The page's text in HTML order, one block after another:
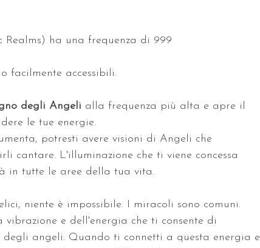
ha una frequenza di 999
facilmente accessibili.
degli Angeli alla frequenza più alta e apre il
le tue energie.
potresti avere visioni di Angeli che
cantare. L'illuminazione che ti viene concessa
in tutte le aree della tua vita.
niente è impossibile. I miracoli sono comuni.
e dell'energia che ti consente di
angeli. Quando ti connetti a questa energia e